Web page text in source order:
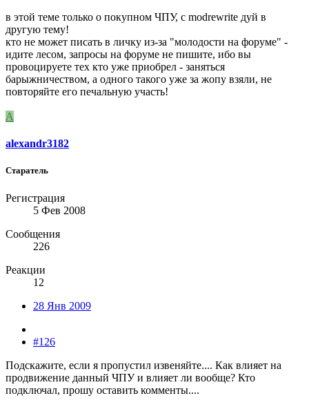
в этой теме только о покупном ЧПУ, с modrewrite дуй в
другую тему!
кто не может писать в личку из-за "молодости на форуме" -
идите лесом, запросы на форуме не пишите, ибо вы
провоцируете тех кто уже приобрел - заняться
барыжничеством, а одного такого уже за жопу взяли, не
повторяйте его печальную участь!
A
alexandr3182
Старатель
Регистрация
5 Фев 2008
Сообщения
226
Реакции
12
28 Янв 2009
#126
Подскажите, если я пропустил извеняйте.... Как влияет на
продвижение данный ЧПУ и влияет ли вообще? Кто
подключал, прошу оставить комменты....